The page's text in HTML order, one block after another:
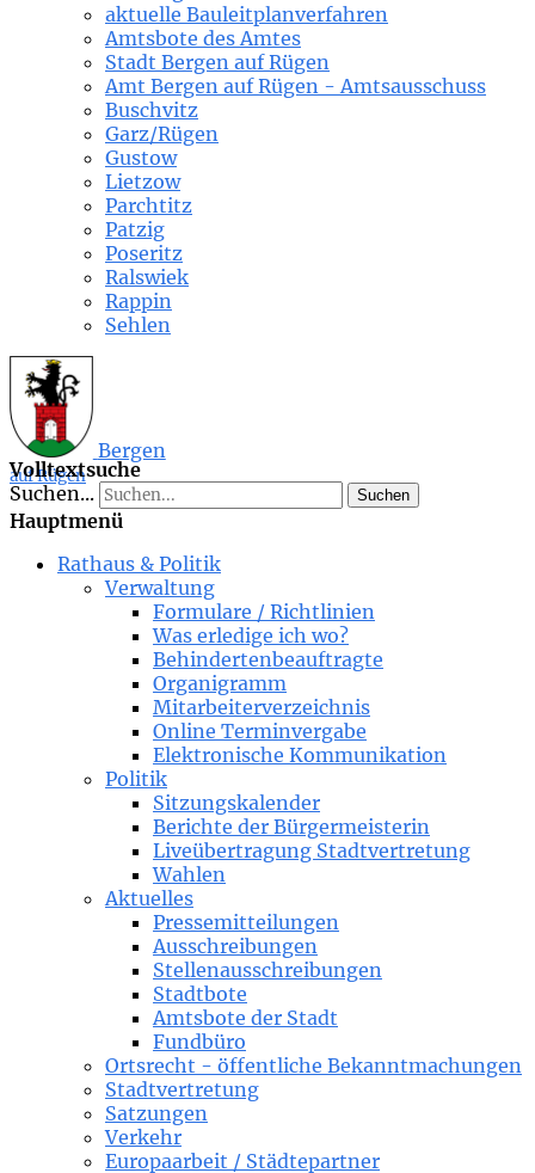
aktuelle Bauleitplanverfahren
Amtsbote des Amtes
Stadt Bergen auf Rügen
Amt Bergen auf Rügen - Amtsausschuss
Buschvitz
Garz/Rügen
Gustow
Lietzow
Parchtitz
Patzig
Poseritz
Ralswiek
Rappin
Sehlen
Bergen
auf Rügen
Volltextsuche
Suchen...
Suchen
Hauptmenü
Rathaus & Politik
Verwaltung
Formulare / Richtlinien
Was erledige ich wo?
Behindertenbeauftragte
Organigramm
Mitarbeiterverzeichnis
Online Terminvergabe
Elektronische Kommunikation
Politik
Sitzungskalender
Berichte der Bürgermeisterin
Liveübertragung Stadtvertretung
Wahlen
Aktuelles
Pressemitteilungen
Ausschreibungen
Stellenausschreibungen
Stadtbote
Amtsbote der Stadt
Fundbüro
Ortsrecht - öffentliche Bekanntmachungen
Stadtvertretung
Satzungen
Verkehr
Europaarbeit / Städtepartner